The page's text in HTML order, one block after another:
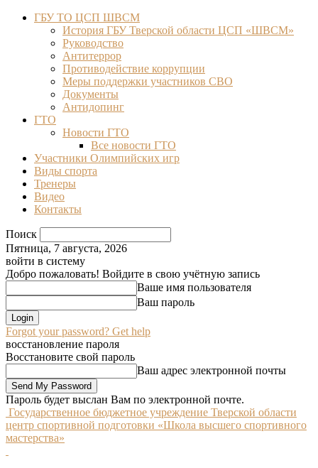
ГБУ ТО ЦСП ШВСМ
История ГБУ Тверской области ЦСП «ШВСМ»
Руководство
Антитеррор
Противодействие коррупции
Меры поддержки участников СВО
Документы
Антидопинг
ГТО
Новости ГТО
Все новости ГТО
Участники Олимпийских игр
Виды спорта
Тренеры
Видео
Контакты
Поиск
Пятница, 7 августа, 2026
войти в систему
Добро пожаловать! Войдите в свою учётную запись
Ваше имя пользователя
Ваш пароль
Forgot your password? Get help
восстановление пароля
Восстановите свой пароль
Ваш адрес электронной почты
Пароль будет выслан Вам по электронной почте.
Государственное бюджетное учреждение Тверской области
центр спортивной подготовки «Школа высшего спортивного
мастерства»